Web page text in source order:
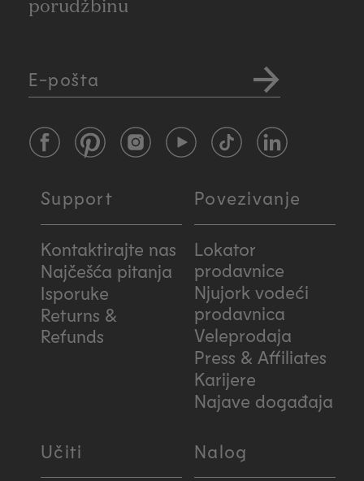
porudžbinu
E-pošta
FacebookPinterestInstagramYouTubeTikTokLinkedIn
Support
Kontaktirajte nas
Najčešća pitanja
Isporuke
Returns &
Refunds
Povezivanje
Lokator
prodavnice
Njujork vodeći
prodavnica
Veleprodaja
Press & Affiliates
Karijere
Najave događaja
Učiti Nalog